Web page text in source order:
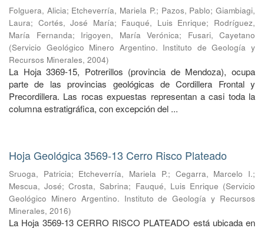
Folguera, Alicia; Etcheverría, Mariela P.; Pazos, Pablo;Giambiagi,
Laura; Cortés, José María; Fauqué, Luis Enrique; Rodríguez,
María Fernanda; Irigoyen, María Verónica; Fusari, Cayetano
(Servicio Geológico Minero Argentino. Instituto de Geología y
Recursos Minerales, 2004)
La Hoja 3369-15, Potrerillos (provincia de Mendoza), ocupa
parte de las provincias geológicas de Cordillera Frontal y
Precordillera. Las rocas expuestas representan a casi toda la
columna estratigráfica, con excepción del ...
Hoja Geológica 3569-13 Cerro Risco Plateado
Sruoga, Patricia; Etcheverría, Mariela P.; Cegarra, Marcelo I.;
Mescua, José;Crosta, Sabrina; Fauqué, Luis Enrique (Servicio
Geológico Minero Argentino. Instituto de Geología y Recursos
Minerales, 2016)
La Hoja 3569-13 CERRO RISCO PLATEADO está ubicada en